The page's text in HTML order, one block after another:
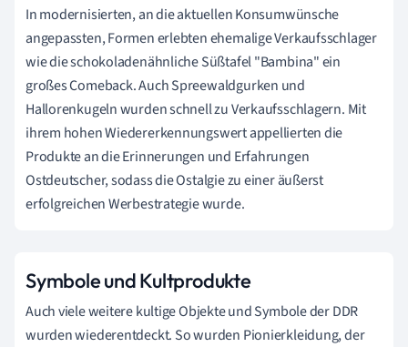
In modernisierten, an die aktuellen Konsumwünsche
angepassten, Formen erlebten ehemalige Verkaufsschlager
wie die schokoladenähnliche Süßtafel "Bambina" ein
großes Comeback. Auch Spreewaldgurken und
Hallorenkugeln wurden schnell zu Verkaufsschlagern. Mit
ihrem hohen Wiedererkennungswert appellierten die
Produkte an die Erinnerungen und Erfahrungen
Ostdeutscher, sodass die Ostalgie zu einer äußerst
erfolgreichen Werbestrategie wurde.
Symbole und Kultprodukte
Auch viele weitere kultige Objekte und Symbole der DDR
wurden wiederentdeckt. So wurden Pionierkleidung, der